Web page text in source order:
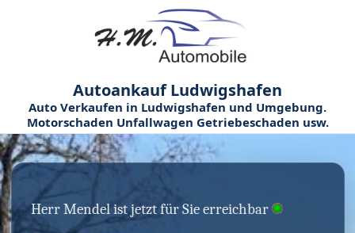
Autoankauf Ludwigshafen
Auto Verkaufen in Ludwigshafen und Umgebung.
Motorschaden Unfallwagen Getriebeschaden usw.
Herr Mendel ist jetzt für Sie erreichbar